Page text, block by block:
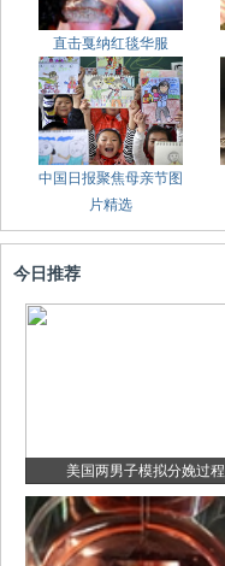
直击戛纳红毯华服
中国日报聚焦母亲节图
片精选
今日推荐
美国两男子模拟分娩过程